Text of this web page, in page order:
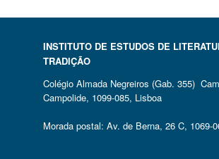
INSTITUTO DE ESTUDOS DE
TRADIÇÃO
Colégio Almada Negreiros (Gab. 355)
Campolide, 1099-085, Lisboa
Morada postal: Av. de Berna, 26 C, 1069-